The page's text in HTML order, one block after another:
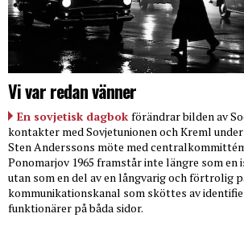
Vi var redan vänner
En sovjetisk dagbok förändrar bilden av
kontakter med Sovjetunionen och Kreml
Sten Anderssons möte med
Ponomarjov 1965 framstår inte längre som en
utan som en del av en långvarig och förtrolig
kommunikationskanal som sköttes av
funktionärer på båda sidor.